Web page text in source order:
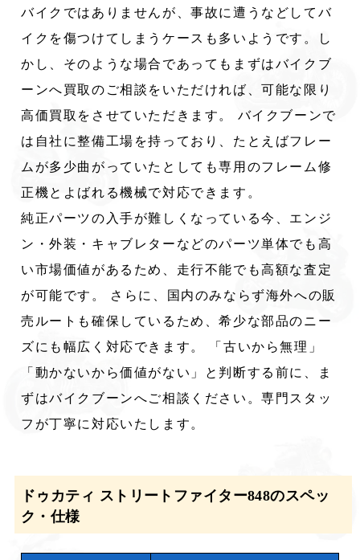
バイクではありませんが、事故に遭うなどしてバ
イクを傷つけてしまうケースも多いようです。し
かし、そのような場合であってもまずはバイクブ
ーンへ買取のご相談をいただければ、可能な限り
高価買取をさせていただきます。 バイクブーンで
は自社に整備工場を持っており、たとえばフレー
ムが多少曲がっていたとしても専用のフレーム修
正機とよばれる機械で対応できます。
純正パーツの入手が難しくなっている今、エンジ
ン・外装・キャブレターなどのパーツ単体でも高
い市場価値があるため、走行不能でも高額な査定
が可能です。 さらに、国内のみならず海外への販
売ルートも確保しているため、希少な部品のニー
ズにも幅広く対応できます。 「古いから無理」
「動かないから価値がない」と判断する前に、ま
ずはバイクブーンへご相談ください。専門スタッ
フが丁寧に対応いたします。
ドゥカティ ストリートファイター848のスペッ
ク・仕様